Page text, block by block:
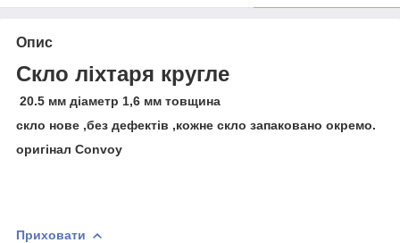
Опис
Скло ліхтаря кругле
20.5 мм діаметр 1,6 мм товщина
скло нове ,без дефектів ,кожне скло запаковано окремо.
оригінал Convoy
Приховати